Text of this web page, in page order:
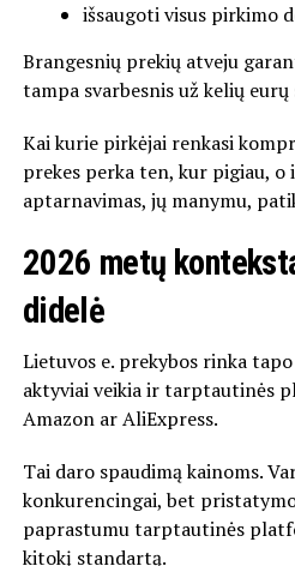
išsaugoti visus pirkimo
Brangesnių prekių atveju
tampa svarbesnis už kelių
Kai kurie pirkėjai renkasi
prekes perka ten, kur pigiau,
aptarnavimas, jų manymu,
2026 metų
didelė
Lietuvos e. prekybos rinka
aktyviai veikia ir tarptautinės
AmazonarAliExpress.
Tai daro spaudimą kainoms.
konkurencingai, bet
paprastumu tarptautinės
kitokį standartą.